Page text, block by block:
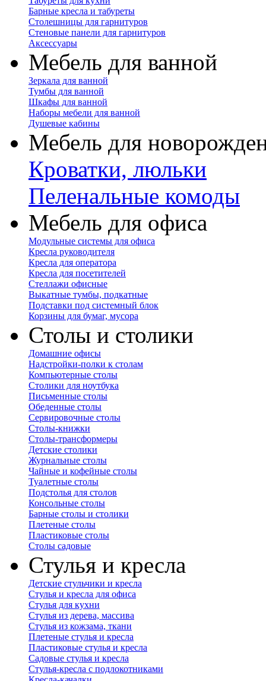
Барные кресла и табуреты
Столешницы для гарнитуров
Стеновые панели для гарнитуров
Аксессуары
Мебель для ванной
Зеркала для ванной
Тумбы для ванной
Шкафы для ванной
Наборы мебели для ванной
Душевые кабины
Мебель для
Кроватки, люльки
Пеленальные комоды
Мебель для офиса
Модульные системы для офиса
Кресла руководителя
Кресла для оператора
Кресла для посетителей
Стеллажи офисные
Выкатные тумбы, подкатные
Подставки под системный блок
Корзины для бумаг, мусора
Столы и столики
Домашние офисы
Надстройки-полки к столам
Компьютерные столы
Столики для ноутбука
Письменные столы
Обеденные столы
Сервировочные столы
Столы-книжки
Столы-трансформеры
Детские столики
Журнальные столы
Чайные и кофейные столы
Туалетные столы
Подстолья для столов
Консольные столы
Барные столы и столики
Плетеные столы
Пластиковые столы
Столы садовые
Стулья и кресла
Детские стульчики и кресла
Стулья и кресла для офиса
Стулья для кухни
Стулья из дерева, массива
Стулья из кожзама, ткани
Плетеные стулья и кресла
Пластиковые стулья и кресла
Садовые стулья и кресла
Стулья-кресла с подлокотниками